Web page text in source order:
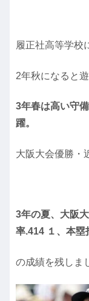
履正社高等学校
2年秋になると
3年春は高い守
躍。
大阪大会優勝・
3年の夏、大阪
率.414 １、本塁
の成績を残しま